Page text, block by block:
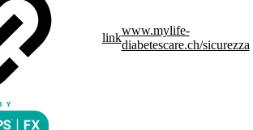
link
www.mylife-
diabetescare.ch/sicurezza